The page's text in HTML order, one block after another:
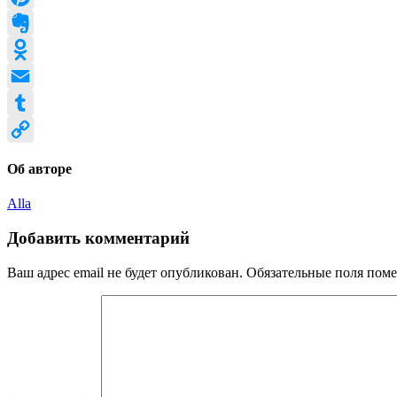
Pinterest
Evernote
Odnoklassniki
Email
Tumblr
Об авторе
Alla
Добавить комментарий
Ваш адрес email не будет опубликован. Обязательные поля